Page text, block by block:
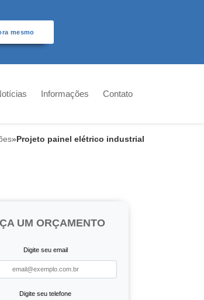
mesmo
Informações Contato
»Projeto painel elétrico industrial
UM ORÇAMENTO
Digite seu email
Digite seu telefone